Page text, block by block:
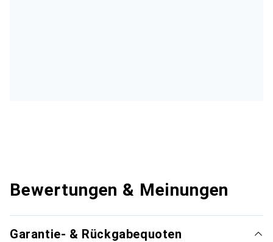
Bewertungen & Meinungen
Garantie- & Rückgabequoten